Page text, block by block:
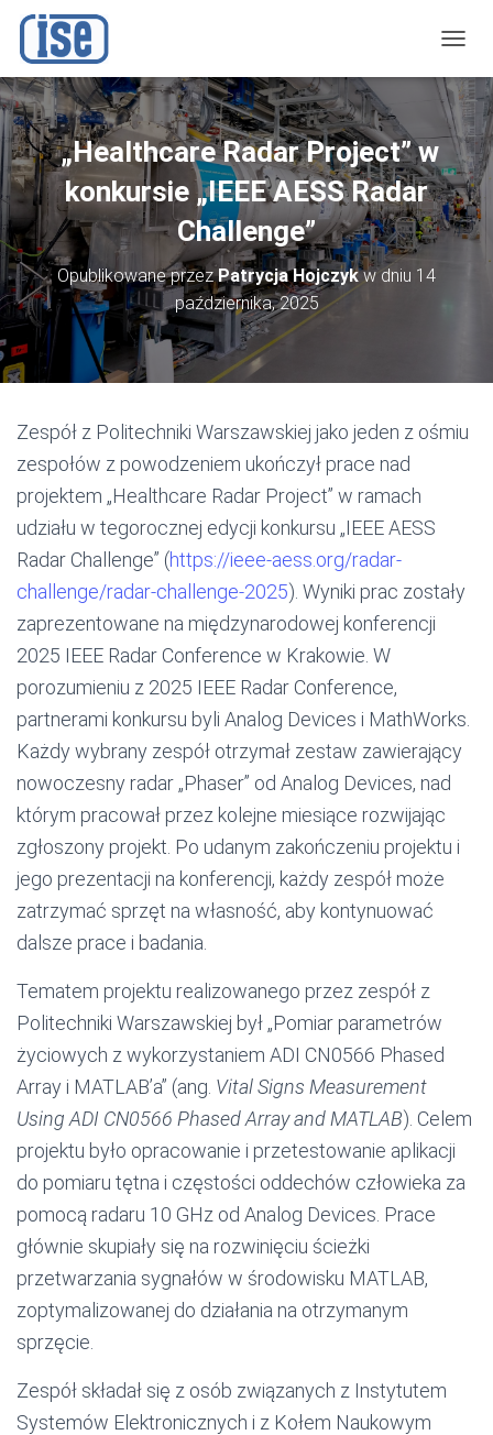
R
Z
E
Ł
Ą
C
Z
N
„Healthcare Radar Project” w
konkursie „IEEE AESS Radar
Challenge”
Opublikowane przezPatrycja Hojczykw dniu 14
października, 2025
Zespół z Politechniki Warszawskiej jako jeden z ośmiu
zespołów z powodzeniem ukończył prace nad
projektem „Healthcare Radar Project” w ramach
udziału w tegorocznej edycji konkursu „IEEE AESS
Radar Challenge” (https://ieee-aess.org/radar-
challenge/radar-challenge-2025). Wyniki prac zostały
zaprezentowane na międzynarodowej konferencji
2025 IEEE Radar Conference w Krakowie. W
porozumieniu z 2025 IEEE Radar Conference,
partnerami konkursu byli Analog Devices i MathWorks.
Każdy wybrany zespół otrzymał zestaw zawierający
nowoczesny radar „Phaser” od Analog Devices, nad
którym pracował przez kolejne miesiące rozwijając
zgłoszony projekt. Po udanym zakończeniu projektu i
jego prezentacji na konferencji, każdy zespół może
zatrzymać sprzęt na własność, aby kontynuować
dalsze prace i badania.
Tematem projektu realizowanego przez zespół z
Politechniki Warszawskiej był „Pomiar parametrów
życiowych z wykorzystaniem ADI CN0566 Phased
Array i MATLAB’a” (ang. Vital Signs Measurement
Using ADI CN0566 Phased Array and MATLAB). Celem
projektu było opracowanie i przetestowanie aplikacji
do pomiaru tętna i częstości oddechów człowieka za
pomocą radaru 10 GHz od Analog Devices. Prace
głównie skupiały się na rozwinięciu ścieżki
przetwarzania sygnałów w środowisku MATLAB,
zoptymalizowanej do działania na otrzymanym
sprzęcie.
Zespół składał się z osób związanych z Instytutem
Systemów Elektronicznych i z Kołem Naukowym